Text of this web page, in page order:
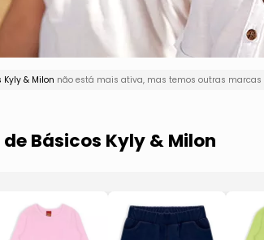
Kyly & Milon não está mais ativa, mas temos outras
Básicos Kyly & Milon